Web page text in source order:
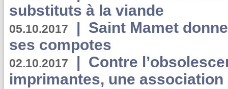
substituts à la viande
05.10.2017 | Saint Mamet
ses compotes
02.10.2017 | Contre
imprimantes, une